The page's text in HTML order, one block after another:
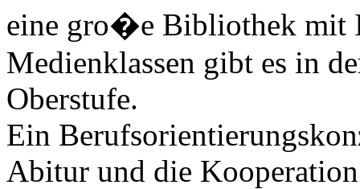
eine gro�e Bibliothek
Medienklassen gibt es in
Oberstufe.
Ein
Abitur und die